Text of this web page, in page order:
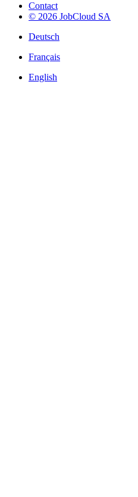
Contact
© 2026 JobCloud SA
Deutsch
Français
English